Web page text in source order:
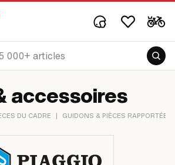
accessoires
DU CADRE | GUIDONS & PIÈCES RAPPORTÉES